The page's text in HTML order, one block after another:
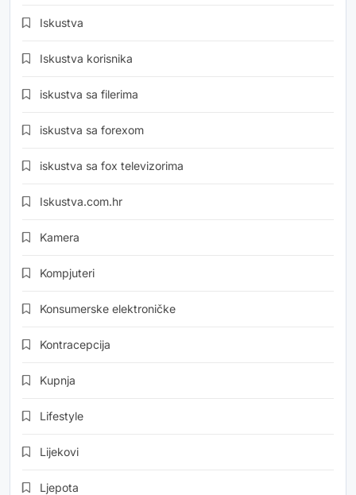
Iskustva
Iskustva korisnika
iskustva sa filerima
iskustva sa forexom
iskustva sa fox televizorima
Iskustva.com.hr
Kamera
Kompjuteri
Konsumerske elektroničke
Kontracepcija
Kupnja
Lifestyle
Lijekovi
Ljepota